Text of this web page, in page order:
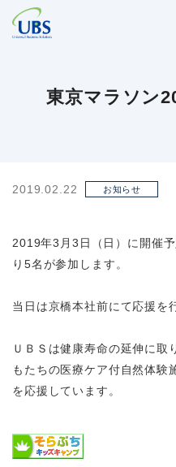
東京マラソン
2019.02.22 お知らせ
2019年3月3日（日）に開催
り5名が参加します。
当日は京橋本社前にて応援を
ＵＢＳは健康寿命の延伸に取
もたちの医療ケア付自然体験
を応援しています。